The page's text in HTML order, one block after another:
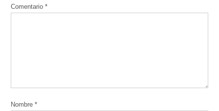
Comentario*
Nombre*